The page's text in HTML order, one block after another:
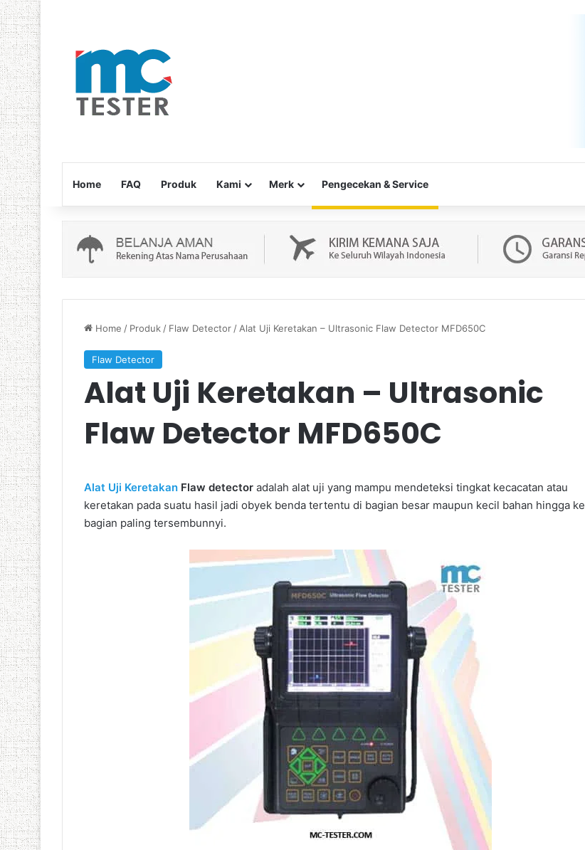
Home FAQ Produk Kami Merk Pengecekan & Service
Home / Produk / Flaw Detector / Alat Uji Keretakan – Ultrasonic Flaw Detector MFD650C
Flaw Detector
Alat Uji Keretakan – Ultrasonic
Flaw Detector MFD650C
Alat Uji Keretakan Flaw detector adalah alat uji yang mampu mendeteksi tingkat kecacatan atau
keretakan pada suatu hasil jadi obyek benda tertentu di bagian besar maupun kecil bahan hingga ke
bagian paling tersembunnyi.